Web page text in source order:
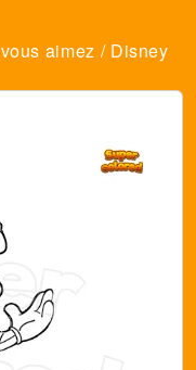
aimez / Disney